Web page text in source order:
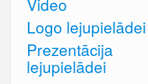
Logo lejupielādei
Prezentācija
lejupielādei